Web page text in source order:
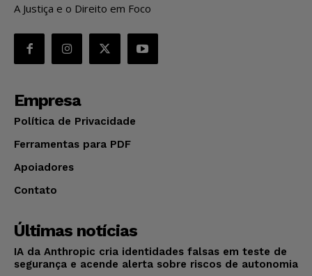
A Justiça e o Direito em Foco
Empresa
Política de Privacidade
Ferramentas para PDF
Apoiadores
Contato
Últimas notícias
IA da Anthropic cria identidades falsas em teste de
segurança e acende alerta sobre riscos de autonomia